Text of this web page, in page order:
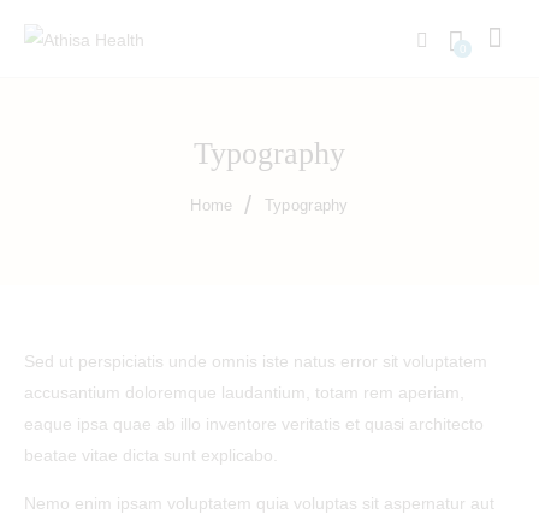
Typography
Home Typography
Sed ut perspiciatis unde omnis iste natus error sit voluptatem
accusantium doloremque laudantium, totam rem aperiam,
eaque ipsa quae ab illo inventore veritatis et quasi architecto
beatae vitae dicta sunt explicabo.
Nemo enim ipsam voluptatem quia voluptas sit aspernatur aut